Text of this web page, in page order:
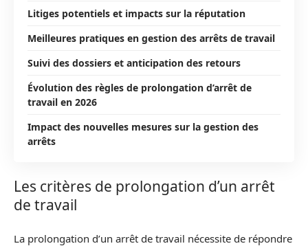
Litiges potentiels et impacts sur la réputation
Meilleures pratiques en gestion des arrêts de travail
Suivi des dossiers et anticipation des retours
Évolution des règles de prolongation d’arrêt de
travail en 2026
Impact des nouvelles mesures sur la gestion des
arrêts
Les critères de prolongation d’un arrêt
de travail
La prolongation d’un arrêt de travail nécessite de répondre